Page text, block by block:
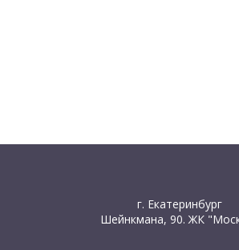
г. Екатеринбург
Шейнкмана, 90. ЖК